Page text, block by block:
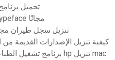
تحميل
تنزيل canela typeface مجانًا
تنزيل سجل طيران
كيفية تنزيل الإصدارات القديمة
برنامج تشغيل الطباعة العالمي من hp تنزيل mac